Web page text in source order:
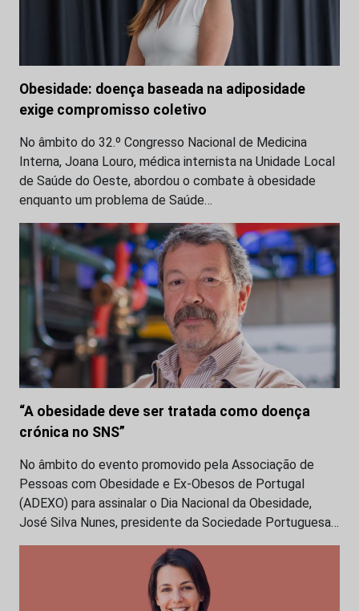
Obesidade: doença baseada na adiposidade
exige compromisso coletivo
No âmbito do 32.º Congresso Nacional de Medicina
Interna, Joana Louro, médica internista na Unidade Local
de Saúde do Oeste, abordou o combate à obesidade
enquanto um problema de Saúde…
“A obesidade deve ser tratada como doença
crónica no SNS”
No âmbito do evento promovido pela Associação de
Pessoas com Obesidade e Ex-Obesos de Portugal
(ADEXO) para assinalar o Dia Nacional da Obesidade,
José Silva Nunes, presidente da Sociedade Portuguesa…